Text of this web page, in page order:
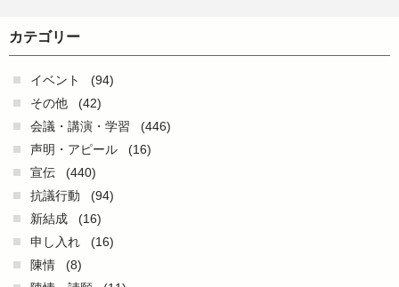
カテゴリー
イベント
(94)
その他
(42)
会議・講演・学習
(446)
声明・アピール
(16)
宣伝
(440)
抗議行動
(94)
新結成
(16)
申し入れ
(16)
陳情
(8)